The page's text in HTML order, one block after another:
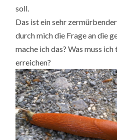
soll.
Das ist ein sehr
durch mich die Frage an die
mache ich das? Was muss
erreichen?